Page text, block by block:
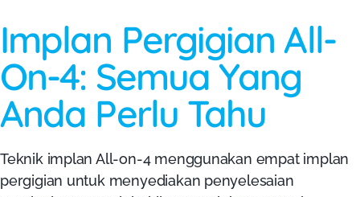
Implan Pergigian All-
On-4: Semua Yang
Anda Perlu Tahu
Teknik implan All-on-4 menggunakan empat implan
pergigian untuk menyediakan penyelesaian